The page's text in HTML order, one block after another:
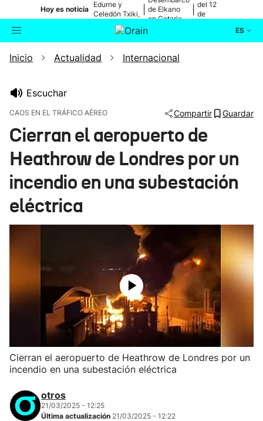
Hoy es noticia
Edurne y
Celedón Txiki,
en directo
de Elkano
en Getaria
del 12
de
ES
Buscador Actualidad
Ikusmiran
Eguraldia
Inicio Actualidad Internacional
Escuchar
CAOS EN EL TRÁFICO AÉREO Compartir Guardar
Cierran el aeropuerto de
Heathrow de Londres por un
incendio en una subestación
eléctrica
Cierran el aeropuerto de Heathrow de Londres por un
incendio en una subestación eléctrica
otros
21/03/2025 - 12:25
Última actualización 21/03/2025 - 12:22